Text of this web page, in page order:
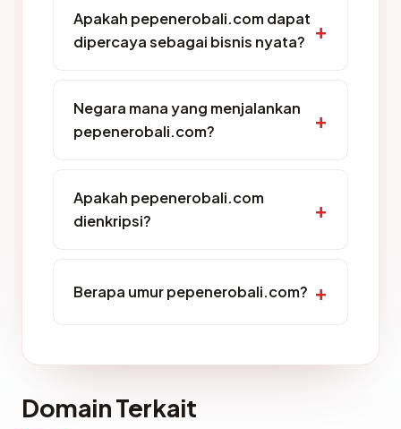
Apakah pepenerobali.com dapat
dipercaya sebagai bisnis nyata?
Negara mana yang menjalankan
pepenerobali.com?
Apakah pepenerobali.com
dienkripsi?
Berapa umur pepenerobali.com?
Domain Terkait